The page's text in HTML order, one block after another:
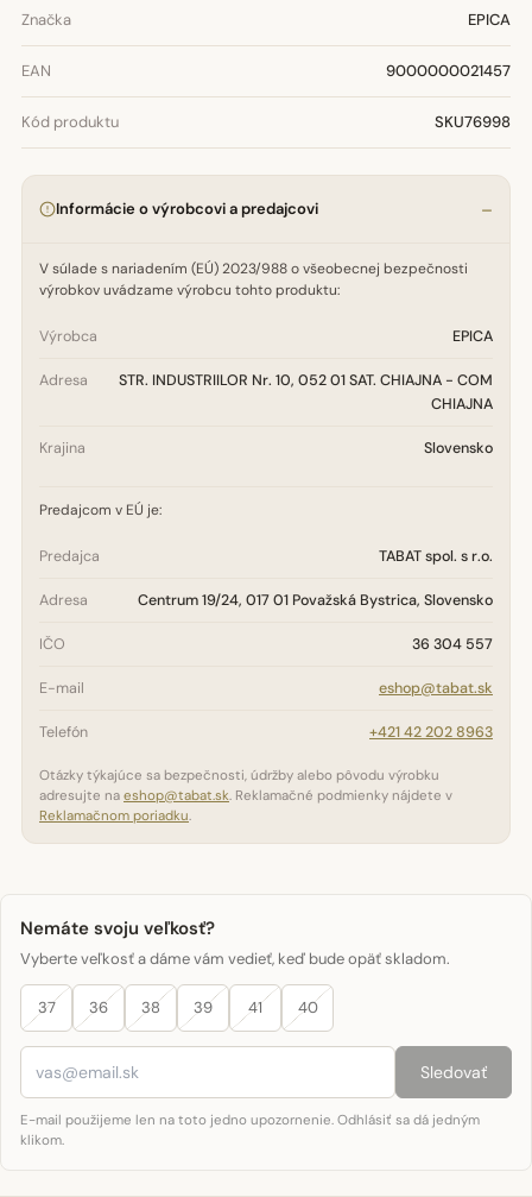
Značka EPICA
EAN 9000000021457
Kód produktu SKU76998
Informácie o výrobcovi a predajcovi
V súlade s nariadením (EÚ) 2023/988 o všeobecnej bezpečnosti
výrobkov uvádzame výrobcu tohto produktu:
Výrobca EPICA
Adresa
STR. INDUSTRIILOR Nr. 10, 052 01 SAT. CHIAJNA - COM
CHIAJNA
Krajina Slovensko
Predajcom v EÚ je:
Predajca TABAT spol. s r.o.
Adresa Centrum 19/24, 017 01 Považská Bystrica, Slovensko
IČO 36 304 557
E-mail eshop@tabat.sk
Telefón +421 42 202 8963
Otázky týkajúce sa bezpečnosti, údržby alebo pôvodu výrobku
adresujte na eshop@tabat.sk. Reklamačné podmienky nájdete v
Reklamačnom poriadku.
Nemáte svoju veľkosť?
Vyberte veľkosť a dáme vám vedieť, keď bude opäť skladom.
37 36 38 39 41 40
Sledovať
E-mail použijeme len na toto jedno upozornenie. Odhlásiť sa dá jedným
klikom.